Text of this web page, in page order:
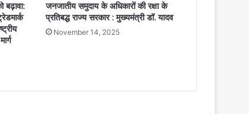
जनजातीय समुदाय के अधिकारों की रक्षा के
प्रतिबद्ध राज्य सरकार : मुख्यमंत्री डॉ. यादव
November 14, 2025